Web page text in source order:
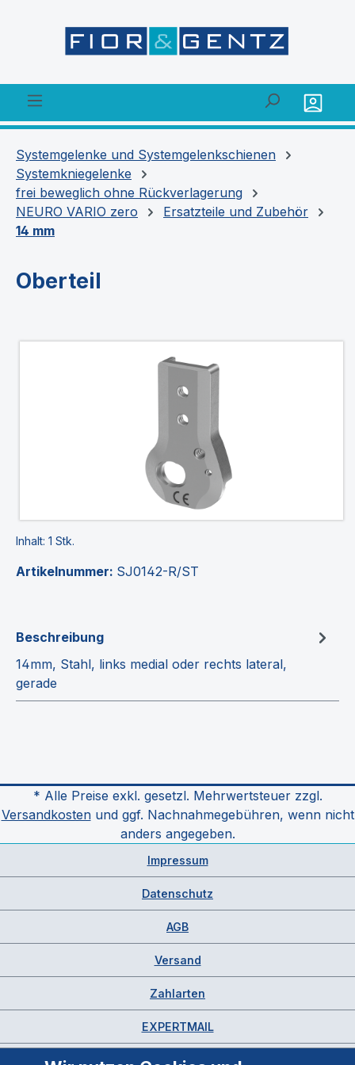
Systemgelenke und Systemgelenkschienen
Systemkniegelenke
frei beweglich ohne Rückverlagerung
NEURO VARIO zero
Ersatzteile und Zubehör
14 mm
Oberteil
Inhalt: 1 Stk.
Artikelnummer: SJ0142-R/ST
Beschreibung
14mm, Stahl, links medial oder rechts lateral,
gerade
* Alle Preise exkl. gesetzl. Mehrwertsteuer zzgl.
Versandkostenund ggf. Nachnahmegebühren, wenn nicht
anders angegeben.
Impressum
Datenschutz
AGB
Versand
Zahlarten
EXPERTMAIL